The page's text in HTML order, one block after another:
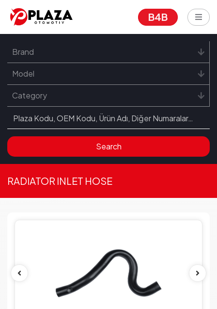
B4B
Brand
Model
Category
Search
RADIATOR INLET HOSE